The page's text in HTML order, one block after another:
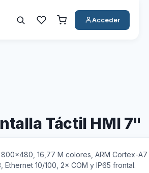
Acceder
Táctil HMI 7"
16,77 M colores, ARM Cortex-
Ethernet 10/100, 2× COM y IP65 frontal.